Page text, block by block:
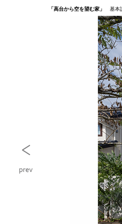
「高台から空を望む家」 基本